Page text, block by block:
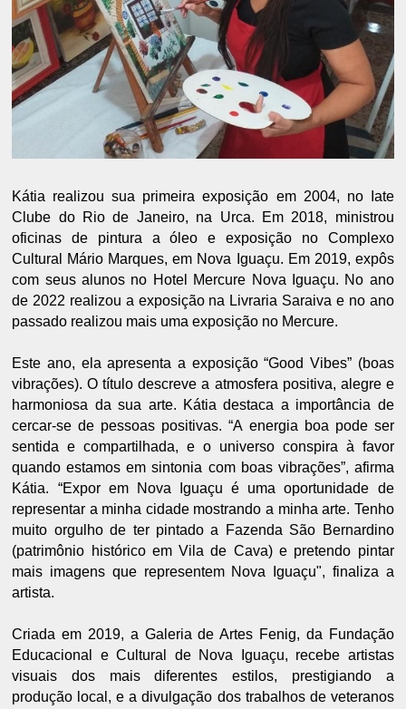
Kátia realizou sua primeira exposição em 2004, no Iate
Clube do Rio de Janeiro, na Urca. Em 2018, ministrou
oficinas de pintura a óleo e exposição no Complexo
Cultural Mário Marques, em Nova Iguaçu. Em 2019, expôs
com seus alunos no Hotel Mercure Nova Iguaçu. No ano
de 2022 realizou a exposição na Livraria Saraiva e no ano
passado realizou mais uma exposição no Mercure.
Este ano, ela apresenta a exposição “Good Vibes” (boas
vibrações). O título descreve a atmosfera positiva, alegre e
harmoniosa da sua arte. Kátia destaca a importância de
cercar-se de pessoas positivas. “A energia boa pode ser
sentida e compartilhada, e o universo conspira à favor
quando estamos em sintonia com boas vibrações”, afirma
Kátia. “Expor em Nova Iguaçu é uma oportunidade de
representar a minha cidade mostrando a minha arte. Tenho
muito orgulho de ter pintado a Fazenda São Bernardino
(patrimônio histórico em Vila de Cava) e pretendo pintar
mais imagens que representem Nova Iguaçu", finaliza a
artista.
Criada em 2019, a Galeria de Artes Fenig, da Fundação
Educacional e Cultural de Nova Iguaçu, recebe artistas
visuais dos mais diferentes estilos, prestigiando a
produção local, e a divulgação dos trabalhos de veteranos